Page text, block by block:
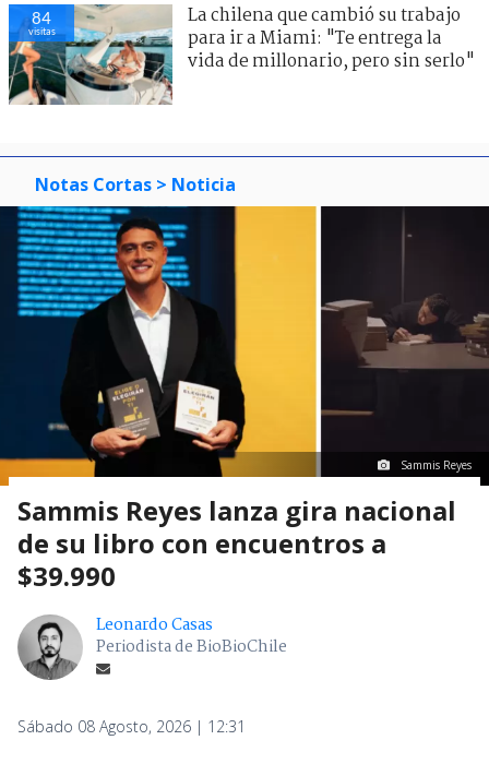
84
visitas
La chilena que cambió su trabajo
para ir a Miami: "Te entrega la
vida de millonario, pero sin serlo"
Notas Cortas > Noticia
Sammis Reyes
Sammis Reyes lanza gira nacional
de su libro con encuentros a
$39.990
Leonardo Casas
Periodista de BioBioChile
Sábado 08 Agosto, 2026 | 12:31